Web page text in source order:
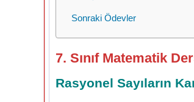
Sonraki Ödevler
7. Sınıf Matematik
Rasyonel Sayıların